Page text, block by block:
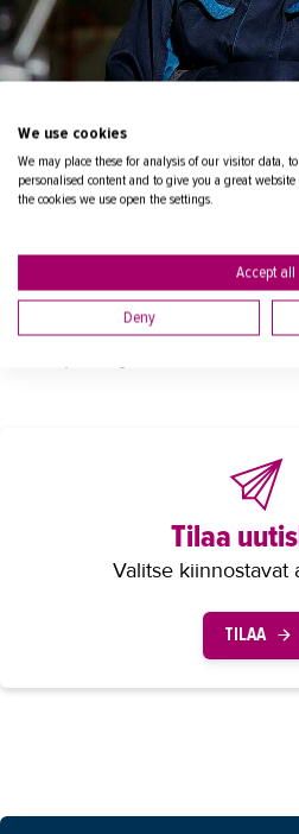
IN ENGLISH
Mahtava fiilis, kun olen löytänyt
Lue lisää kone- ja
Tilaa
Valitse kiinnostavat
TILAA
We use cookies
We may place these for analysis of our visitor data,
personalised content and to give you a great
the cookies we use open the settings.
Accept all
Deny